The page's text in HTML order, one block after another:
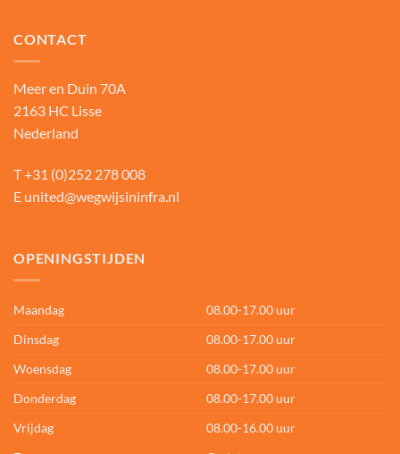
CONTACT
Meer en Duin 70A
2163 HC Lisse
Nederland
T+31 (0)252 278 008
E united@wegwijsininfra.nl
OPENINGSTIJDEN
Maandag
08.00-17.00 uur
Dinsdag
08.00-17.00 uur
Woensdag
08.00-17.00 uur
Donderdag
08.00-17.00 uur
Vrijdag
08.00-16.00 uur